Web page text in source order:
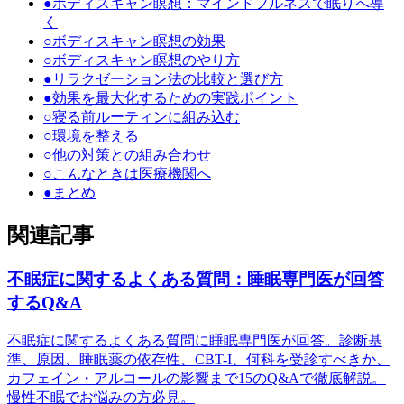
●ボディスキャン瞑想：マインドフルネスで眠りへ導
く
○ボディスキャン瞑想の効果
○ボディスキャン瞑想のやり方
● リラクゼーション法の比較と選び方
●効果を最大化するための実践ポイント
○寝る前ルーティンに組み込む
○環境を整える
○他の対策との組み合わせ
○こんなときは医療機関へ
● まとめ
関連記事
不眠症に関するよくある質問：睡眠専門医が回答
するQ&A
不眠症に関するよくある質問に睡眠専門医が回答。診断基
準、原因、睡眠薬の依存性、CBT-I、何科を受診すべきか、
カフェイン・アルコールの影響まで15のQ&Aで徹底解説。
慢性不眠でお悩みの方必見。